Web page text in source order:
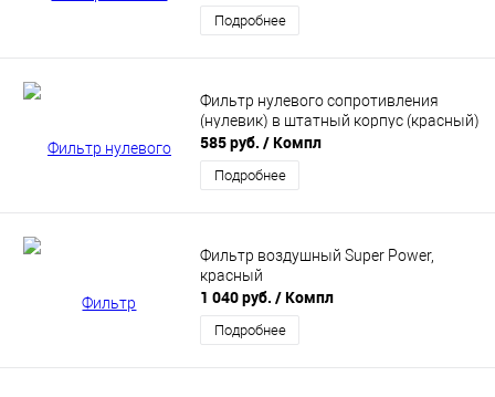
Подробнее
Фильтр нулевого сопротивления
(нулевик) в штатный корпус (красный)
585 руб. / Компл
Подробнее
Фильтр воздушный Super Power,
красный
1 040 руб. / Компл
Подробнее